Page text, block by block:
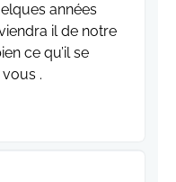
années
il de notre
ce qu’il se
.